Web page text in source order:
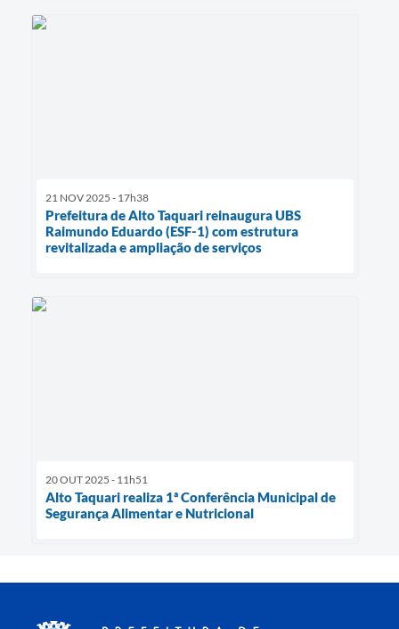
21 NOV 2025 - 17h38
Prefeitura de Alto Taquari reinaugura UBS
Raimundo Eduardo (ESF-1) com estrutura
revitalizada e ampliação de serviços
20 OUT 2025 - 11h51
Alto Taquari realiza 1ª Conferência Municipal de
Segurança Alimentar e Nutricional